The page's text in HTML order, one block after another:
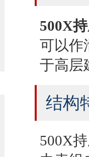
500X
可以作
于高层
结构
500X